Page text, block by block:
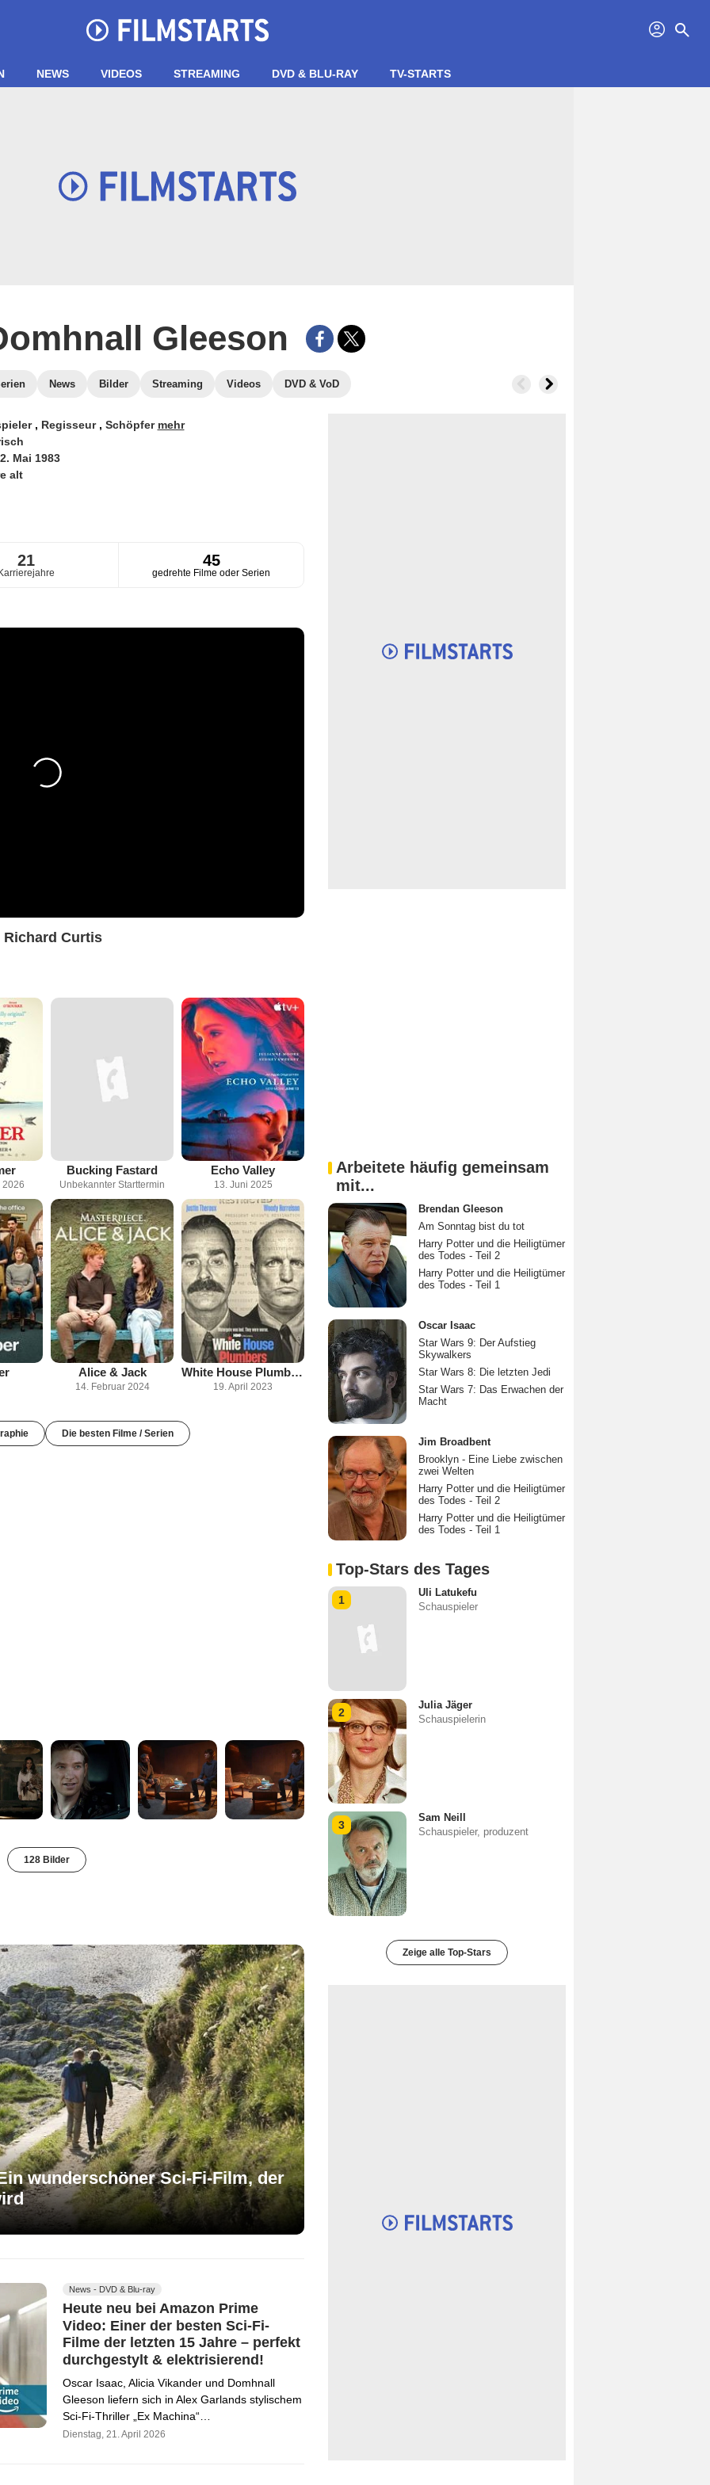
profil search
NEWS VIDEOS STREAMING DVD & BLU-RAY TV-STARTS
Gleeson
News Bilder Streaming Videos DVD & VoD
, Regisseur , Schöpfer mehr
Mai 1983
alt
21 45
gedrehte Filme oder Serien
Richard Curtis
2026
Bucking Fastard
Unbekannter Starttermin
Echo Valley
13. Juni 2025
Alice & Jack
14. Februar 2024
White House Plumbers
19. April 2023
Die besten Filme / Serien
128 Bilder
wunderschöner Sci-Fi-Film, der
News - DVD & Blu-ray
Heute neu bei Amazon Prime
Video: Einer der besten Sci-Fi-
Filme der letzten 15 Jahre – perfekt
durchgestylt & elektrisierend!
Oscar Isaac, Alicia Vikander und Domhnall
Gleeson liefern sich in Alex Garlands stylischem
Sci-Fi-Thriller „Ex Machina“…
Dienstag, 21. April 2026
Arbeitete häufig gemeinsam
mit...
Brendan Gleeson
Am Sonntag bist du tot
Harry Potter und die Heiligtümer
des Todes - Teil 2
Harry Potter und die Heiligtümer
des Todes - Teil 1
Oscar Isaac
Star Wars 9: Der Aufstieg
Skywalkers
Star Wars 8: Die letzten Jedi
Star Wars 7: Das Erwachen der
Macht
Jim Broadbent
Brooklyn - Eine Liebe zwischen
zwei Welten
Harry Potter und die Heiligtümer
des Todes - Teil 2
Harry Potter und die Heiligtümer
des Todes - Teil 1
Top-Stars des Tages
1
Uli Latukefu
Schauspieler
2
Julia Jäger
Schauspielerin
3
Sam Neill
Schauspieler, produzent
Zeige alle Top-Stars